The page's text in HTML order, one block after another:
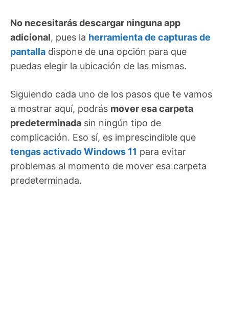
No necesitarás descargar ninguna app
adicional, pues la herramienta de capturas de
pantalla dispone de una opción para que
puedas elegir la ubicación de las mismas.
Siguiendo cada uno de los pasos que te vamos
a mostrar aquí, podrás mover esa carpeta
predeterminada sin ningún tipo de
complicación. Eso sí, es imprescindible que
tengas activado Windows 11 para evitar
problemas al momento de mover esa carpeta
predeterminada.